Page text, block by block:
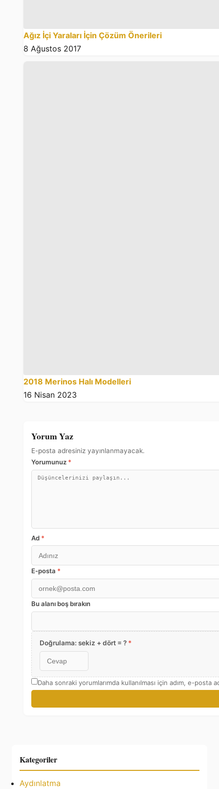
Ağız İçi Yaraları İçin Çözüm Önerileri
8 Ağustos 2017
2018 Merinos Halı Modelleri
16 Nisan 2023
Yorum Yaz
E-posta adresiniz yayınlanmayacak.
Yorumunuz *
Ad *
E-posta *
Bu alanı boş bırakın
Doğrulama: sekiz + dört = ? *
Daha sonraki yorumlarımda kullanılması için adım, e-
Kategoriler
Aydınlatma